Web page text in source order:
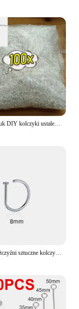
100/500 sztuk DIY kolczyki ustalenia kolczyki zatrzaski haczyki ze stali nierdzewnej hipoalergiczne akcesoria do robienia kolczyków hak Earwire
Kobiety mężczyźni sztuczne kolczyki kolczyk w nosie modne punk Non Piercing zacisk na nos ze stali nierdzewnej perforacja przegrody biżuteria do ciała